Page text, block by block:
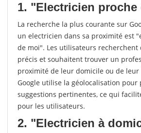
1. "Electricien proche
La recherche la plus courante sur
un electricien dans sa proximité est
de moi". Les utilisateurs recherchent
précis et souhaitent trouver un
proximité de leur domicile ou de
Google utilise la géolocalisation pour
suggestions pertinentes, ce qui
pour les utilisateurs.
2. "Electricien à